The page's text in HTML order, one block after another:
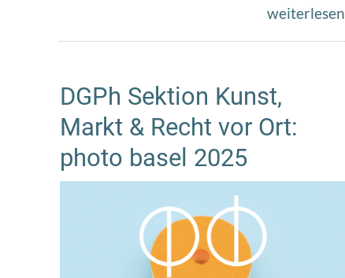
weiterlesen
DGPh Sektion Kunst,
Markt & Recht vor Ort:
photo basel 2025